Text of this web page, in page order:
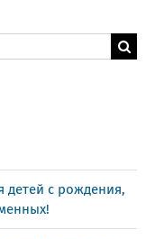
детей с рождения,